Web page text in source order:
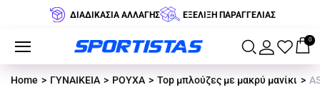
ΔΙΑΔΙΚΑΣΙΑ ΑΛΛΑΓΗΣ ΕΞΕΛΙΞΗ ΠΑΡΑΓΓΕΛΙΑΣ
0
Home ΓΥΝΑΙΚΕΙΑ ΡΟΥΧΑ Top μπλούζες με μακρύ μανίκι